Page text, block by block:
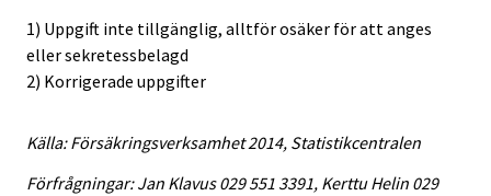
1) Uppgift inte tillgänglig, alltför osäker för att anges
eller sekretessbelagd
2) Korrigerade uppgifter
Källa: Försäkringsverksamhet 2014, Statistikcentralen
Förfrågningar: Jan Klavus 029 551 3391, Kerttu Helin 029